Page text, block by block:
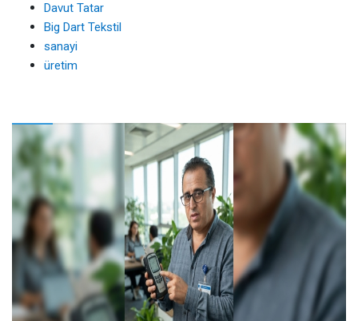
Davut Tatar
Big Dart Tekstil
sanayi
üretim